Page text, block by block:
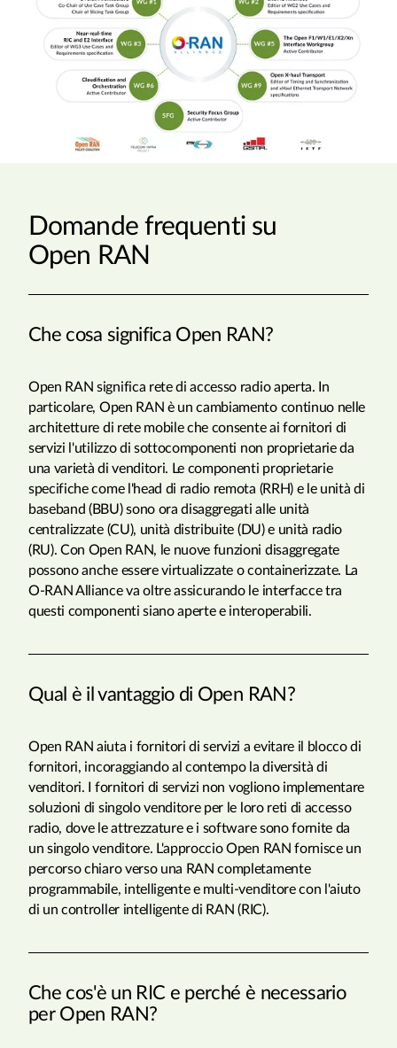
Domande frequenti su
Open RAN
Che cosa significa Open RAN?
Open RAN significa rete di accesso radio aperta. In
particolare, Open RAN è un cambiamento continuo nelle
architetture di rete mobile che consente ai fornitori di
servizi l'utilizzo di sottocomponenti non proprietarie da
una varietà di venditori. Le componenti proprietarie
specifiche come l'head di radio remota (RRH) e le unità di
baseband (BBU) sono ora disaggregati alle unità
centralizzate (CU), unità distribuite (DU) e unità radio
(RU). Con Open RAN, le nuove funzioni disaggregate
possono anche essere virtualizzate o containerizzate. La
O-RAN Alliance va oltre assicurando le interfacce tra
questi componenti siano aperte e interoperabili.
Qual è il vantaggio di Open RAN?
Open RAN aiuta i fornitori di servizi a evitare il blocco di
fornitori, incoraggiando al contempo la diversità di
venditori. I fornitori di servizi non vogliono implementare
soluzioni di singolo venditore per le loro reti di accesso
radio, dove le attrezzature e i software sono fornite da
un singolo venditore. L'approccio Open RAN fornisce un
percorso chiaro verso una RAN completamente
programmabile, intelligente e multi-venditore con l'aiuto
di un controller intelligente di RAN (RIC).
Che cos'è un RIC e perché è necessario
per Open RAN?